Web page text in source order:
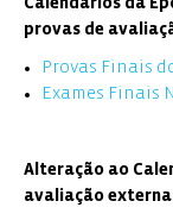
Calendários da
provas de
Provas Finais
Exames Finais
Alteração ao
avaliação